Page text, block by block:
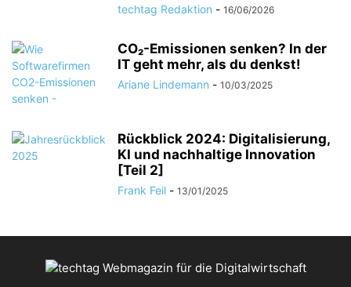
techtag Redaktion - 16/06/2026
CO₂-Emissionen senken? In der
IT geht mehr, als du denkst!
Ariane Lindemann - 10/03/2025
Rückblick 2024: Digitalisierung,
KI und nachhaltige Innovation
[Teil 2]
Frank Feil - 13/01/2025